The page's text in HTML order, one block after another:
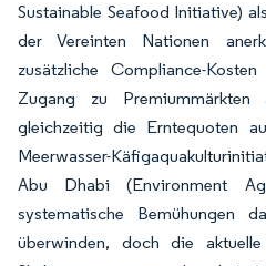
Sustainable Seafood Initiative)
der Vereinten Nationen
zusätzliche Compliance-
Zugang zu Premiummärkten
gleichzeitig die Erntequoten
Meerwasser-
Abu Dhabi (Environment
systematische Bemühungen
überwinden, doch die